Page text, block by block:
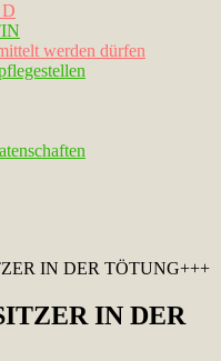
werden dürfen
IN DER TÖTUNG+++
IN DER